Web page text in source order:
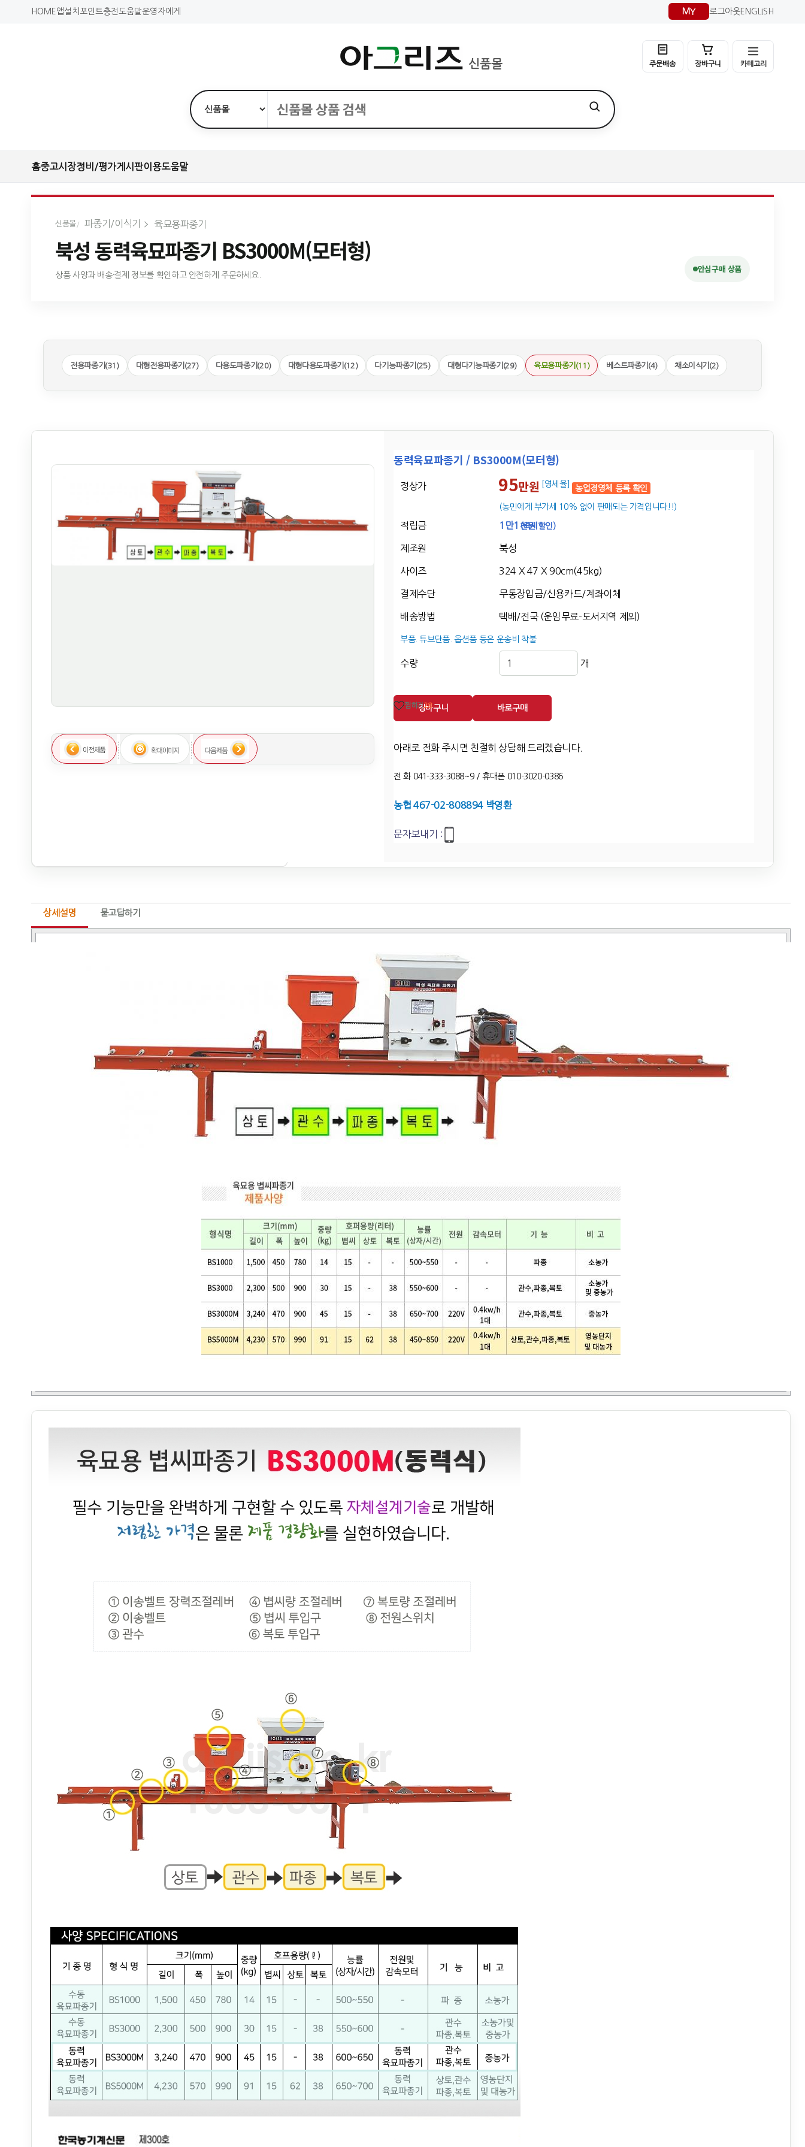
HOME 앱설치 포인트충전도움말운영자에게 MY 로그아웃ENGLISH
신품몰 주문배송 장바구니 카테고리
홈중고시장정비/평가게시판이용도움말
신품몰 파종기/이식기 육묘용파종기
북성 동력육묘파종기 BS3000M(모터형)
상품 사양과 배송·결제 정보를 확인하고 안전하게 주문하세요.
안심구매 상품
전용파종기(31) 대형전용파종기(27) 다용도파종기(20) 대형다용도파종기(12) 다기능파종기(25) 대형다기능파종기(29) 육묘용파종기(11) 베스트파종기(4) 채소이식기(2)
동력육묘파종기 / BS3000M(모터형)
정상가 95만원 [영세율] 농업경영체 등록 확인
(농민에게 부가세 10% 없이 판매되는 가격입니다!!)
적립금 1만1 천원
(즉시할인)
제조원 북성
사이즈 324 X 47 X 90cm(45kg)
결제수단 무통장입금/신용카드/계좌이체
배송방법 택배/전국 (운임무료-도서지역 제외)
부품. 튜브단품. 옵션품 등은 운송비 착불
수량 개
찜하기28
장바구니 바로구매
아래로 전화 주시면 친절히 상담해 드리겠습니다.
전 화 041-333-3088~9 / 휴대폰 010-3020-0386
농협 467-02-808894 박영환
문자보내기 :
상세설명 묻고답하기